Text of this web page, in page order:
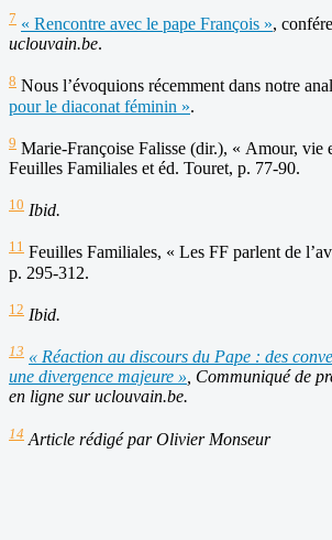
7 « Rencontre avec le pape François »,
uclouvain.be.
8 Nous l’évoquions récemment dans notre
pour le diaconat féminin ».
9 Marie-Françoise Falisse (dir.), « Amour, vie
Feuilles Familiales et éd. Touret, p. 77-90.
10 Ibid.
11 Feuilles Familiales, « Les FF parlent de
p. 295-312.
12 Ibid.
13 « Réaction au discours du Pape : des
une divergence majeure » , Communiqué de
en ligne sur uclouvain.be.
14 Article rédigé par Olivier Monseur